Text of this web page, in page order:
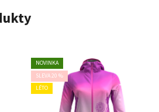
NOVINKA
SLEVA 20 %
LÉTO